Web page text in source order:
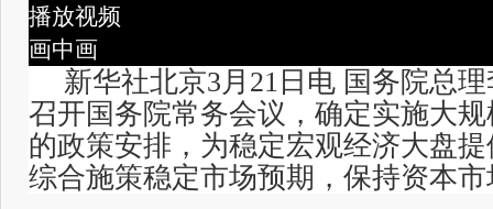
播放视频
画中画
新华社北京3月21日电 国务院总
召开国务院常务会议，确定实施大
的政策安排，为稳定宏观经济大盘
综合施策稳定市场预期，保持资本